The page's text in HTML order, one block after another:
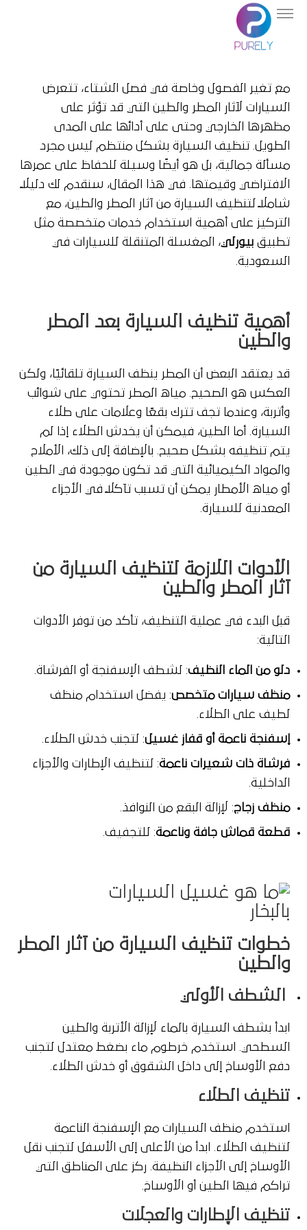
مع تغير الفصول وخاصة في فصل الشتاء، تتعرض
السيارات لآثار المطر والطين التي قد تؤثر على
مظهرها الخارجي وحتى على أدائها على المدى
الطويل. تنظيف السيارة بشكل منتظم ليس مجرد
مسألة جمالية، بل هو أيضًا وسيلة للحفاظ على عمرها
الافتراضي وقيمتها. في هذا المقال، سنقدم لك دليلًا
شاملًا لتنظيف السيارة من آثار المطر والطين، مع
التركيز على أهمية استخدام خدمات متخصصة مثل
تطبيق بيورلي ، المغسلة المتنقلة للسيارات في
السعودية.
أهمية تنظيف السيارة بعد المطر
والطين
قد يعتقد البعض أن المطر ينظف السيارة تلقائيًا، ولكن
العكس هو الصحيح. مياه المطر تحتوي على شوائب
وأتربة، وعندما تجف تترك بقعًا وعلامات على طلاء
السيارة. أما الطين، فيمكن أن يخدش الطلاء إذا لم
يتم تنظيفه بشكل صحيح. بالإضافة إلى ذلك، الأملاح
والمواد الكيميائية التي قد تكون موجودة في الطين
أو مياه الأمطار يمكن أن تسبب تآكلًا في الأجزاء
المعدنية للسيارة.
الأدوات اللازمة لتنظيف السيارة من
آثار المطر والطين
قبل البدء في عملية التنظيف، تأكد من توفر الأدوات
التالية:
دلو من الماء النظيف: لشطف الإسفنجة أو الفرشاة.
منظف سيارات متخصص: يفضل استخدام منظف
لطيف على الطلاء.
إسفنجة ناعمة أو قفاز غسيل: لتجنب خدش الطلاء.
فرشاة ذات شعيرات ناعمة: لتنظيف الإطارات والأجزاء
الداخلية.
منظف زجاج: لإزالة البقع من النوافذ.
قطعة قماش جافة وناعمة: للتجفيف.
خطوات تنظيف السيارة من آثار المطر
والطين
الشطف الأولي
ابدأ بشطف السيارة بالماء لإزالة الأتربة والطين
السطحي. استخدم خرطوم ماء بضغط معتدل لتجنب
دفع الأوساخ إلى داخل الشقوق أو خدش الطلاء.
تنظيف الطلاء
استخدم منظف السيارات مع الإسفنجة الناعمة
لتنظيف الطلاء. ابدأ من الأعلى إلى الأسفل لتجنب نقل
الأوساخ إلى الأجزاء النظيفة. ركز على المناطق التي
تراكم فيها الطين أو الأوساخ.
تنظيف الإطارات والعجلات